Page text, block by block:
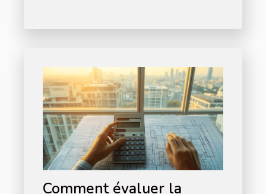
Comment évaluer la